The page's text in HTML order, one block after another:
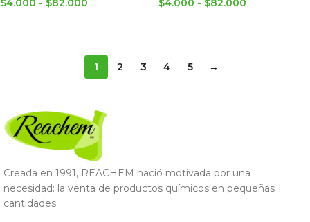
$4.000 - $82.000 $4.000 - $82.000
1 2 3 4 5 →
Creada en 1991, REACHEM nació motivada por una
necesidad: la venta de productos químicos en pequeñas
cantidades.